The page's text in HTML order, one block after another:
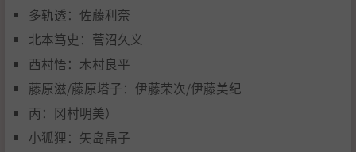
多轨透：佐藤利奈
北本笃史：菅沼久义
西村悟：木村良平
藤原滋/藤原塔子：伊藤荣次/伊藤美纪
丙：冈村明美）
小狐狸：矢岛晶子